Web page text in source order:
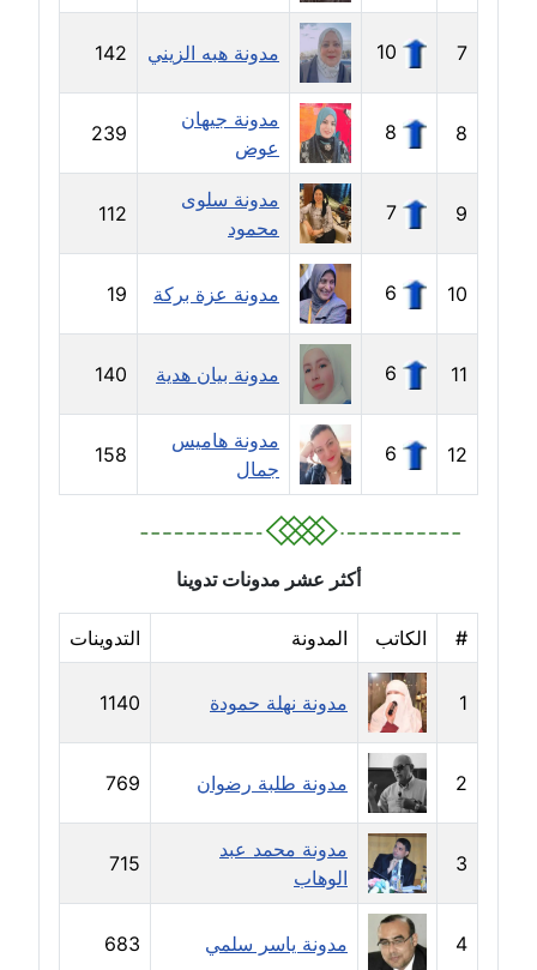
موقوف
مدونة أميرة اسماعيل
عاملة
مدونة أميرة رفعت
عاملة
مدونة أميرة محمود
عاملة
مدونة انجي مطاوع
عاملة
مدونة آيات القاضي
عاملة
مدونة ايمان الدواخلي
عاملة
مدونة ايمان صلاح
عاملة
مدونة ايمان عبد الحليم
عاملة
مدونة ايمان عماد
عاملة
مدونة ايمان قادري
7
10 مدونة هبه الزيني 142
8
8
مدونة جيهان
عوض
239
9
7
مدونة سلوى
محمود
112
10
6 مدونة عزة بركة 19
11
6 مدونة بيان هدية 140
12
6
مدونة هاميس
جمال
158
أكثر عشر مدونات تدوينا
# الكاتب المدونة التدوينات
1 مدونة نهلة حمودة 1140
2 مدونة طلبة رضوان 769
3
مدونة محمد عبد
الوهاب
715
4 مدونة ياسر سلمي 683